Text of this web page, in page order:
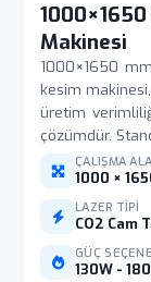
Makinesi
1000×1650
kesim
üretim
çözümdür.
ÇALIŞMA
1000 ×
LAZER TIPI
CO2 Cam
GÜÇ
130W -